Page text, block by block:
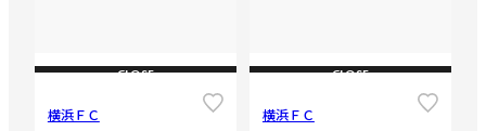
CLOSE
横浜ＦＣ
CLOSE
横浜ＦＣ